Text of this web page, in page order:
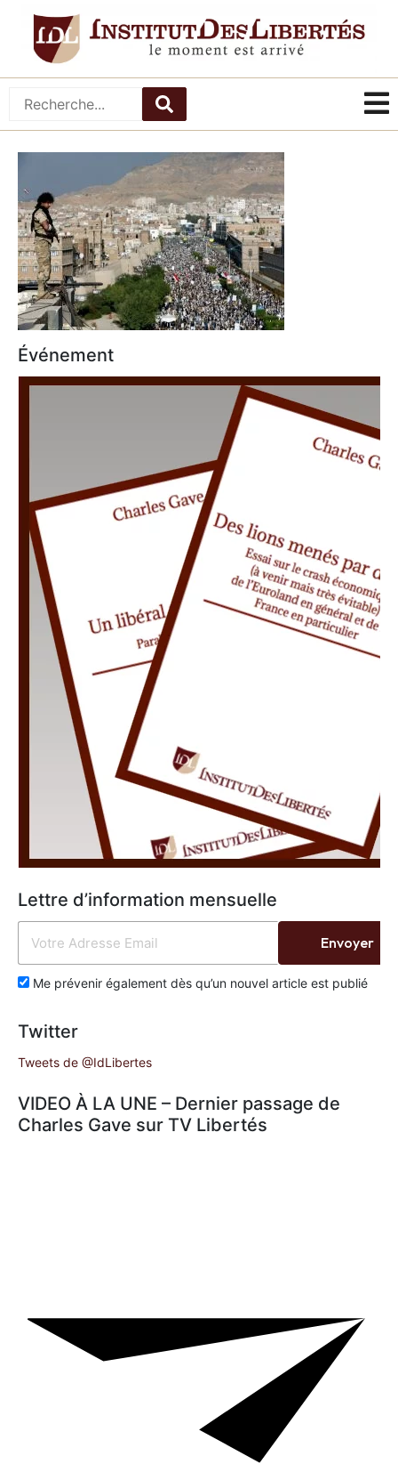
Événement
Lettre d’information mensuelle
Me prévenir également dès qu’un nouvel article est publié
Envoyer
Twitter
Tweets de @IdLibertes
VIDEO À LA UNE – Dernier passage de
Charles Gave sur TV Libertés